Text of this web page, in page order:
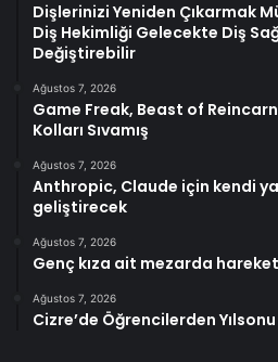
Dişlerinizi Yeniden Çıkarmak
Diş Hekimliği Gelecekte Diş
Değiştirebilir
Ağustos 7, 2026
Game Freak, Beast of
Kolları Sıvamış
Ağustos 7, 2026
Anthropic, Claude için kendi
geliştirecek
Ağustos 7, 2026
Genç kıza ait mezarda
Ağustos 7, 2026
Cizre’de Öğrencilerden